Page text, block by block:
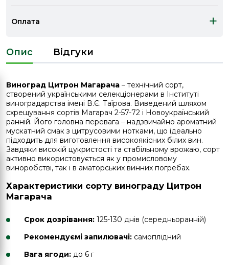
Оплата +
Опис Відгуки
Виноград Цитрон Магарача – технічний сорт,
створений українськими селекціонерами в Інституті
виноградарства імені В.Є. Таїрова. Виведений шляхом
схрещування сортів Магарач 2-57-72 і Новоукраїнський
ранній. Його головна перевага – надзвичайно ароматний
мускатний смак з цитрусовими нотками, що ідеально
підходить для виготовлення високоякісних білих вин.
Завдяки високій цукристості та стабільному врожаю, сорт
активно використовується як у промисловому
виноробстві, так і в аматорських винних погребах.
Характеристики сорту винограду Цитрон
Магарача
Срок дозрівання: 125-130 днів (середньоранній)
Рекомендуємі запилювачі: самоплідний
Вага ягоди: до 6 г